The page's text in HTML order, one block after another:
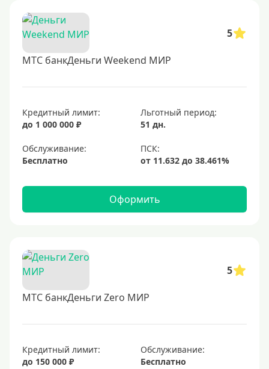
5
МТС банкДеньги Weekend МИР
Кредитный лимит:
до 1 000 000 ₽
Льготный период:
51 дн.
Обслуживание:
Бесплатно
Оформить
5
МТС банкДеньги Zero МИР
Кредитный лимит:
до 150 000 ₽
Обслуживание:
Бесплатно